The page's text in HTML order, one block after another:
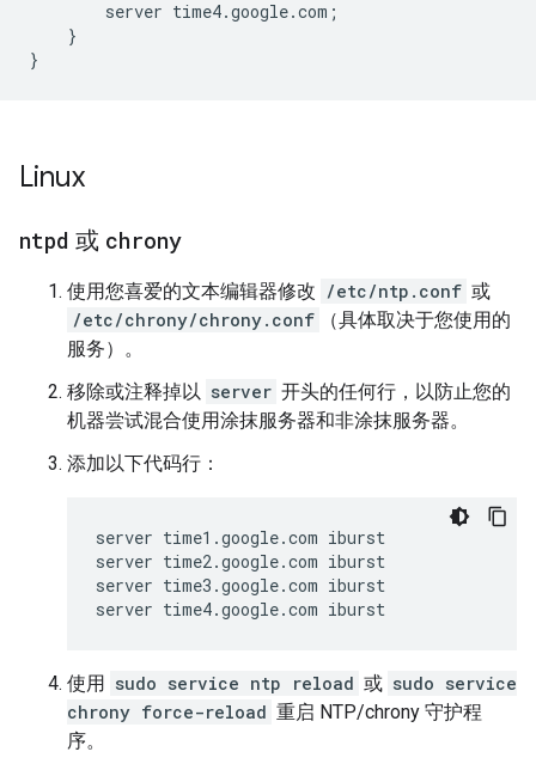
        server time4.google.com;
    }
Linux
ntpd 或 chrony
使用您喜爱的文本编辑器修改 /etc/ntp.conf 或
/etc/chrony/chrony.conf
（具体取决于您使用的
服务）。
移除或注释掉以 server 开头的任何行，以防止您的
机器尝试混合使用涂抹服务器和非涂抹服务器。
添加以下代码行：
server time1.google.com iburst
server time2.google.com iburst
server time3.google.com iburst
使用 sudo service ntp reload 或 sudo service
chrony force-reload 重启 NTP/chrony 守护程
序。